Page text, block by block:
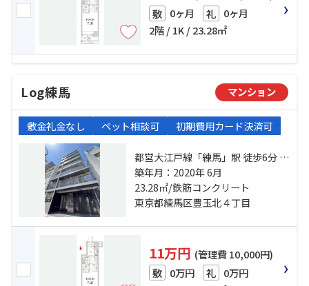
敷 0ヶ月 礼 0ヶ月
2階 / 1K / 23.28㎡
Log練馬 マンション
敷金礼金なし ペット相談可 初期費用カード決済可
都営大江戸線「練馬」駅 徒歩6分 西
武有楽町線「新桜台」駅 徒歩17分
都営大江戸線「新江古田」駅 徒歩
16分
築年月：2020年 6月
23.28㎡/鉄筋コンクリート
東京都練馬区豊玉北４丁目
11万円 (管理費 10,000円)
敷 0万円 礼 0万円